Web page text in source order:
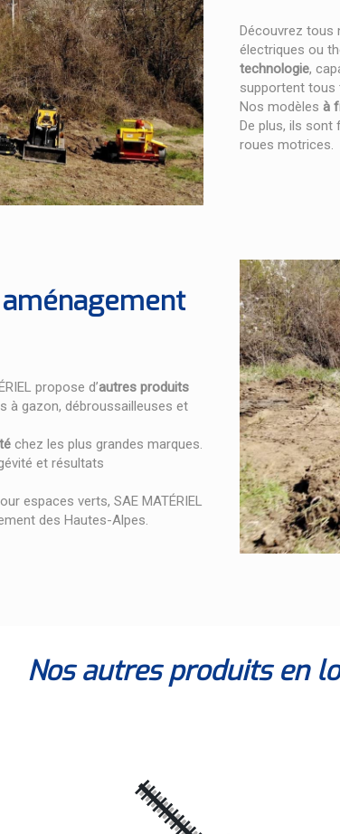
Découvrez tous
électriques ou
technologie,
supportent tous
Nos modèlesà
De plus, ils sont
roues motrices.
propose d’autres produits
à gazon, débroussailleuses et
chez les plus grandes marques.
et résultats
espaces verts, SAE MATÉRIEL
des Hautes-Alpes.
Nos autres produits en